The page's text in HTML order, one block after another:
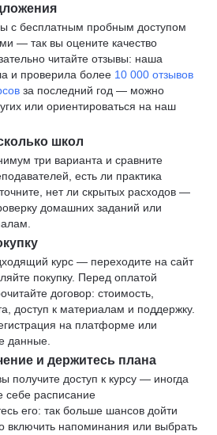
с бесплатным пробным доступом
— так вы оцените качество
читайте отзывы: наша
и проверила более 10 000 отзывов
за последний год — можно
или ориентироваться на наш
школ
три варианта и сравните
есть ли практика
нет ли скрытых расходов —
домашних заданий или
курс — переходите на сайт
покупку. Перед оплатой
договор: стоимость,
доступ к материалам и поддержку.
на платформе или
данные.
и держитесь плана
получите доступ к курсу — иногда
себе расписание
его: так больше шансов дойти
включить напоминания или выбрать